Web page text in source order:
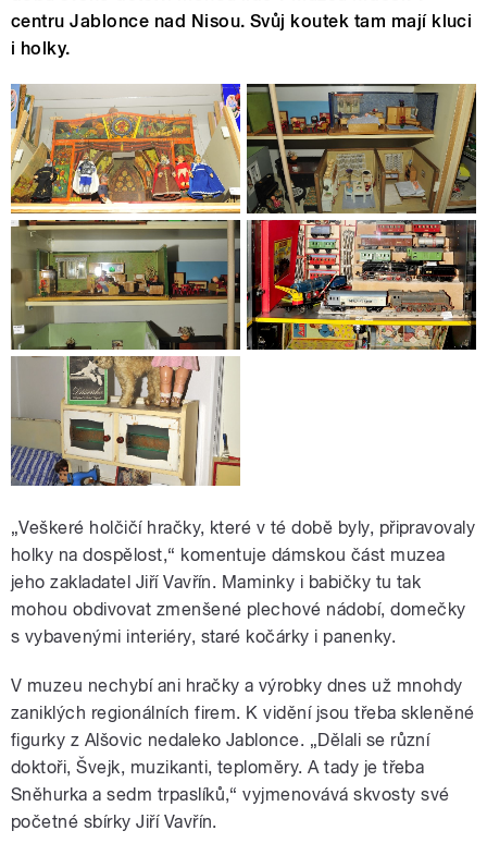
centru Jablonce nad Nisou. Svůj koutek tam mají kluci
i holky.
„Veškeré holčičí hračky, které v té době byly, připravovaly
holky na dospělost,“ komentuje dámskou část muzea
jeho zakladatel Jiří Vavřín. Maminky i babičky tu tak
mohou obdivovat zmenšené plechové nádobí, domečky
s vybavenými interiéry, staré kočárky i panenky.
V muzeu nechybí ani hračky a výrobky dnes už mnohdy
zaniklých regionálních firem. K vidění jsou třeba skleněné
figurky z Alšovic nedaleko Jablonce. „Dělali se různí
doktoři, Švejk, muzikanti, teploměry. A tady je třeba
Sněhurka a sedm trpaslíků,“ vyjmenovává skvosty své
početné sbírky Jiří Vavřín.